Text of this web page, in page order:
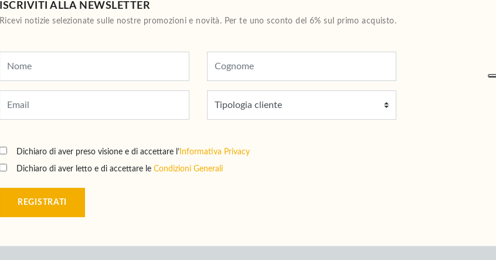
ISCRIVITI ALLA NEWSLETTER
Ricevi notizie selezionate sulle nostre promozioni e novità. Per te uno sconto del 6% sul primo acquisto.
Dichiaro di aver preso visione e di accettare l’ Informativa Privacy
Dichiaro di aver letto e di accettare le Condizioni Generali
REGISTRATI